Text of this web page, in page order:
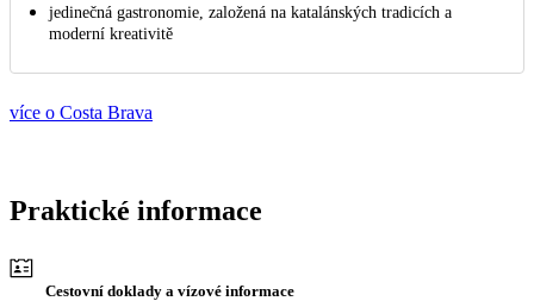
jedinečná gastronomie, založená na katalánských tradicích a
moderní kreativitě
více o Costa Brava
Praktické informace
Cestovní doklady a vízové informace